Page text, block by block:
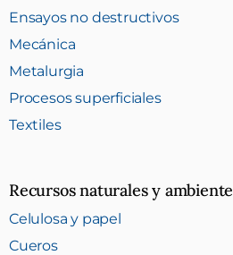
Ensayos no destructivos
Mecánica
Metalurgia
Procesos superficiales
Textiles
Recursos naturales y ambiente
Celulosa y papel
Cueros